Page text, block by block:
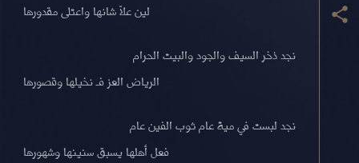
لين علاّ شانها واعتلى مقدورها
نجد ذخر السيف والجود والبيت الحرام
الرياض العز فـ نخيلها وقصورها
نجد لبست في مية عام ثوب الفين عام
فعل أهلها يسبق سنينها وشهورها